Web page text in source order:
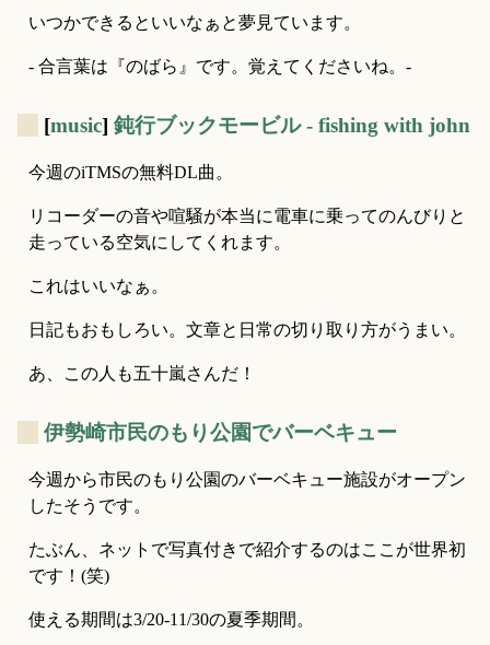
いつかできるといいなぁと夢見ています。
- 合言葉は『のばら』です。覚えてくださいね。-
[music]鈍行ブックモービル - fishing with john
今週のiTMSの無料DL曲。
リコーダーの音や喧騒が本当に電車に乗ってのんびりと
走っている空気にしてくれます。
これはいいなぁ。
日記もおもしろい。文章と日常の切り取り方がうまい。
あ、この人も五十嵐さんだ！
伊勢崎市民のもり公園でバーベキュー
今週から市民のもり公園のバーベキュー施設がオープン
したそうです。
たぶん、ネットで写真付きで紹介するのはここが世界初
です！(笑)
使える期間は3/20-11/30の夏季期間。